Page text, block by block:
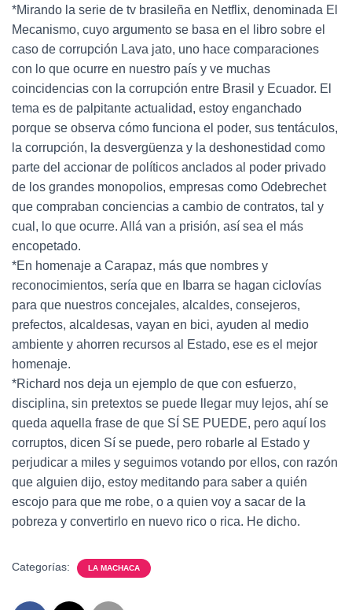
*Mirando la serie de tv brasileña en Netflix, denominada El
Mecanismo, cuyo argumento se basa en el libro sobre el
caso de corrupción Lava jato, uno hace comparaciones
con lo que ocurre en nuestro país y ve muchas
coincidencias con la corrupción entre Brasil y Ecuador. El
tema es de palpitante actualidad, estoy enganchado
porque se observa cómo funciona el poder, sus tentáculos,
la corrupción, la desvergüenza y la deshonestidad como
parte del accionar de políticos anclados al poder privado
de los grandes monopolios, empresas como Odebrechet
que compraban conciencias a cambio de contratos, tal y
cual, lo que ocurre. Allá van a prisión, así sea el más
encopetado.
*En homenaje a Carapaz, más que nombres y
reconocimientos, sería que en Ibarra se hagan ciclovías
para que nuestros concejales, alcaldes, consejeros,
prefectos, alcaldesas, vayan en bici, ayuden al medio
ambiente y ahorren recursos al Estado, ese es el mejor
homenaje.
*Richard nos deja un ejemplo de que con esfuerzo,
disciplina, sin pretextos se puede llegar muy lejos, ahí se
queda aquella frase de que SÍ SE PUEDE, pero aquí los
corruptos, dicen Sí se puede, pero robarle al Estado y
perjudicar a miles y seguimos votando por ellos, con razón
que alguien dijo, estoy meditando para saber a quién
escojo para que me robe, o a quien voy a sacar de la
pobreza y convertirlo en nuevo rico o rica. He dicho.
Categorías: LA MACHACA